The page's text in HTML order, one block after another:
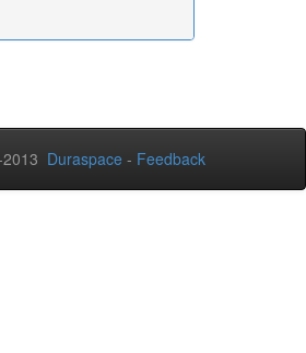
Duraspace - Feedback